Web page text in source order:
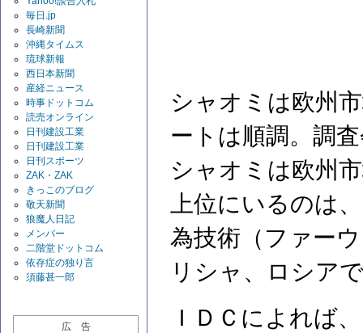
毎日.jp
長崎新聞
沖縄タイムス
琉球新報
西日本新聞
産経ニュース
時事ドットコム
読売オンライン
日刊建設工業
日刊建設工業
日刊スポーツ
ZAK・ZAK
きっこのブログ
敬天新聞
狼魔人日記
メンバー
二階堂ドットコム
依存症の独り言
須藤甚一郎
広 告
シャオミは欧州
ートは順調。調
シャオミは欧州
上位にいるのは
為技術（ファー
リシャ、ロシア
ＩＤＣによれば